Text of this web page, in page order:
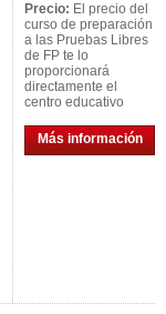
Precio: El precio del
curso de preparación
a las Pruebas Libres
de FP te lo
proporcionará
directamente el
centro educativo
Más información